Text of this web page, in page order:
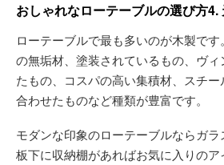
おしゃれなローテーブルの選び方
ローテーブルで最も多いのが木製で
の無垢材、塗装されているもの、ヴ
たもの、コスパの高い集積材、スチ
合わせたものなど種類が豊富です。
モダンな印象のローテーブルならガ
板下に収納棚があればお気に入りの